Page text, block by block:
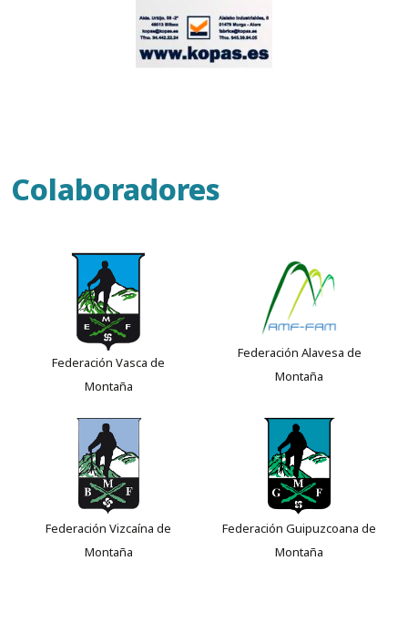
Colaboradores
Federación Vasca de
Montaña
Federación Alavesa de
Montaña
Federación Vizcaína de
Montaña
Federación Guipuzcoana de
Montaña